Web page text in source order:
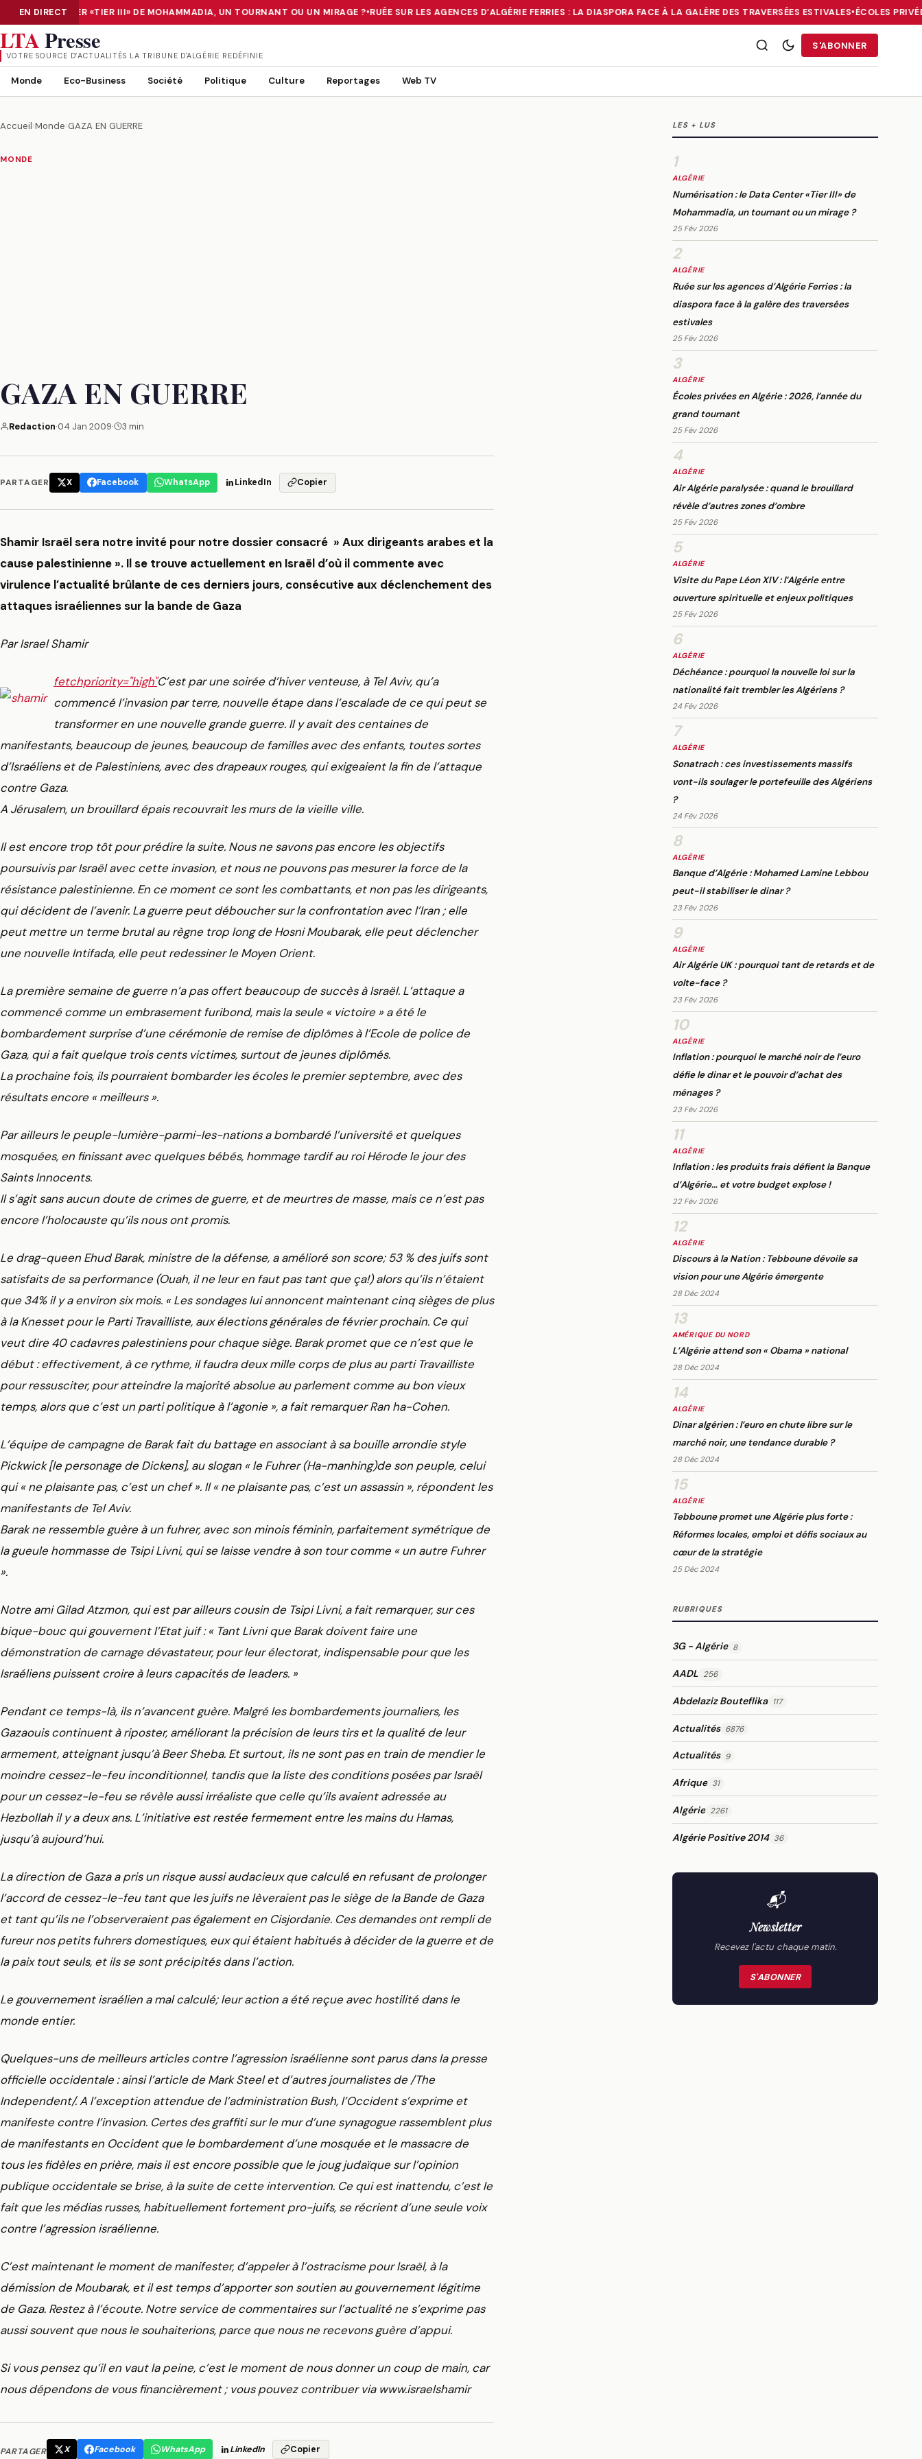
EN DIRECT
LE DATA CENTER «TIER III» DE MOHAMMADIA, UN TOURNANT OU UN MIRAGE ? •RUÉE SUR LES AGENCES D’ALGÉRIE FERRIES : LA DIASPORA FACE À LA GALÈRE DES TRAVERSÉES ESTIVALES•ÉCOLES
NUMÉRISATION : LE DATA CENTER «TIER III» DE MOHAMMADIA, UN TOURNANT OU UN MIRAGE ? •RUÉE SUR LES AGENCES D’ALGÉRIE FERRIES : LA DIASPORA FACE À LA GALÈRE DES TRAVERSÉES
LTAPresse
VOTRE SOURCE D’ACTUALITÉS LA TRIBUNE D'ALGÉRIE REDÉFINIE
S'ABONNER
Monde Eco-Business Société Politique Culture Reportages Web TV
Accueil›Monde›GAZA EN GUERRE
MONDE
GAZA EN GUERRE
Redaction·04 Jan 2009· 3 min
PARTAGER X Facebook WhatsApp LinkedIn Copier
Shamir Israël sera notre invité pour notre dossier consacré » Aux dirigeants arabes et la
cause palestinienne ». Il se trouve actuellement en Israël d’où il commente avec
virulence l’actualité brûlante de ces derniers jours, consécutive aux déclenchement des
attaques israéliennes sur la bande de Gaza
Par Israel Shamir
fetchpriority="high"C’est par une soirée d’hiver venteuse, à Tel Aviv, qu’a
commencé l’invasion par terre, nouvelle étape dans l’escalade de ce qui peut se
transformer en une nouvelle grande guerre. Il y avait des centaines de
manifestants, beaucoup de jeunes, beaucoup de familles avec des enfants, toutes sortes
d’Israéliens et de Palestiniens, avec des drapeaux rouges, qui exigeaient la fin de l’attaque
contre Gaza.
A Jérusalem, un brouillard épais recouvrait les murs de la vieille ville.
Il est encore trop tôt pour prédire la suite. Nous ne savons pas encore les objectifs
poursuivis par Israël avec cette invasion, et nous ne pouvons pas mesurer la force de la
résistance palestinienne. En ce moment ce sont les combattants, et non pas les dirigeants,
qui décident de l’avenir. La guerre peut déboucher sur la confrontation avec l’Iran ; elle
peut mettre un terme brutal au règne trop long de Hosni Moubarak, elle peut déclencher
une nouvelle Intifada, elle peut redessiner le Moyen Orient.
La première semaine de guerre n’a pas offert beaucoup de succès à Israël. L’attaque a
commencé comme un embrasement furibond, mais la seule « victoire » a été le
bombardement surprise d’une cérémonie de remise de diplômes à l’Ecole de police de
Gaza, qui a fait quelque trois cents victimes, surtout de jeunes diplômés.
La prochaine fois, ils pourraient bombarder les écoles le premier septembre, avec des
résultats encore « meilleurs ».
Par ailleurs le peuple-lumière-parmi-les-nations a bombardé l’université et quelques
mosquées, en finissant avec quelques bébés, hommage tardif au roi Hérode le jour des
Saints Innocents.
Il s’agit sans aucun doute de crimes de guerre, et de meurtres de masse, mais ce n’est pas
encore l’holocauste qu’ils nous ont promis.
Le drag-queen Ehud Barak, ministre de la défense, a amélioré son score; 53 % des juifs sont
satisfaits de sa performance (Ouah, il ne leur en faut pas tant que ça!) alors qu’ils n’étaient
que 34% il y a environ six mois. « Les sondages lui annoncent maintenant cinq sièges de plus
à la Knesset pour le Parti Travailliste, aux élections générales de février prochain. Ce qui
veut dire 40 cadavres palestiniens pour chaque siège. Barak promet que ce n’est que le
début : effectivement, à ce rythme, il faudra deux mille corps de plus au parti Travailliste
pour ressusciter, pour atteindre la majorité absolue au parlement comme au bon vieux
temps, alors que c’est un parti politique à l’agonie », a fait remarquer Ran ha-Cohen.
L’équipe de campagne de Barak fait du battage en associant à sa bouille arrondie style
Pickwick [le personage de Dickens], au slogan « le Fuhrer (Ha-manhing)de son peuple, celui
qui « ne plaisante pas, c’est un chef ». Il « ne plaisante pas, c’est un assassin », répondent les
manifestants de Tel Aviv.
Barak ne ressemble guère à un fuhrer, avec son minois féminin, parfaitement symétrique de
la gueule hommasse de Tsipi Livni, qui se laisse vendre à son tour comme « un autre Fuhrer
».
Notre ami Gilad Atzmon, qui est par ailleurs cousin de Tsipi Livni, a fait remarquer, sur ces
bique-bouc qui gouvernent l’Etat juif : « Tant Livni que Barak doivent faire une
démonstration de carnage dévastateur, pour leur électorat, indispensable pour que les
Israéliens puissent croire à leurs capacités de leaders. »
Pendant ce temps-là, ils n’avancent guère. Malgré les bombardements journaliers, les
Gazaouis continuent à riposter, améliorant la précision de leurs tirs et la qualité de leur
armement, atteignant jusqu’à Beer Sheba. Et surtout, ils ne sont pas en train de mendier le
moindre cessez-le-feu inconditionnel, tandis que la liste des conditions posées par Israël
pour un cessez-le-feu se révèle aussi irréaliste que celle qu’ils avaient adressée au
Hezbollah il y a deux ans. L’initiative est restée fermement entre les mains du Hamas,
jusqu’à aujourd’hui.
La direction de Gaza a pris un risque aussi audacieux que calculé en refusant de prolonger
l’accord de cessez-le-feu tant que les juifs ne lèveraient pas le siège de la Bande de Gaza
et tant qu’ils ne l’observeraient pas également en Cisjordanie. Ces demandes ont rempli de
fureur nos petits fuhrers domestiques, eux qui étaient habitués à décider de la guerre et de
la paix tout seuls, et ils se sont précipités dans l’action.
Le gouvernement israélien a mal calculé; leur action a été reçue avec hostilité dans le
monde entier.
Quelques-uns de meilleurs articles contre l’agression israélienne sont parus dans la presse
officielle occidentale : ainsi l’article de Mark Steel et d’autres journalistes de /The
Independent/. A l’exception attendue de l’administration Bush, l’Occident s’exprime et
manifeste contre l’invasion. Certes des graffiti sur le mur d’une synagogue rassemblent plus
de manifestants en Occident que le bombardement d’une mosquée et le massacre de
tous les fidèles en prière, mais il est encore possible que le joug judaïque sur l’opinion
publique occidentale se brise, à la suite de cette intervention. Ce qui est inattendu, c’est le
fait que les médias russes, habituellement fortement pro-juifs, se récrient d’une seule voix
contre l’agression israélienne.
C’est maintenant le moment de manifester, d’appeler à l’ostracisme pour Israël, à la
démission de Moubarak, et il est temps d’apporter son soutien au gouvernement légitime
de Gaza. Restez à l’écoute. Notre service de commentaires sur l’actualité ne s’exprime pas
aussi souvent que nous le souhaiterions, parce que nous ne recevons guère d’appui.
Si vous pensez qu’il en vaut la peine, c’est le moment de nous donner un coup de main, car
nous dépendons de vous financièrement ; vous pouvez contribuer via www.israelshamir
PARTAGER X Facebook WhatsApp LinkedIn Copier
LES + LUS
1
ALGÉRIE
Numérisation : le Data Center «Tier III» de
Mohammadia, un tournant ou un mirage ?
25 Fév 2026
2
ALGÉRIE
Ruée sur les agences d’Algérie Ferries : la
diaspora face à la galère des traversées
estivales
25 Fév 2026
3
ALGÉRIE
Écoles privées en Algérie : 2026, l’année du
grand tournant
25 Fév 2026
4
ALGÉRIE
Air Algérie paralysée : quand le brouillard
révèle d’autres zones d’ombre
25 Fév 2026
5
ALGÉRIE
Visite du Pape Léon XIV : l’Algérie entre
ouverture spirituelle et enjeux politiques
25 Fév 2026
6
ALGÉRIE
Déchéance : pourquoi la nouvelle loi sur la
nationalité fait trembler les Algériens ?
24 Fév 2026
7
ALGÉRIE
Sonatrach : ces investissements massifs
vont-ils soulager le portefeuille des Algériens
?
24 Fév 2026
8
ALGÉRIE
Banque d’Algérie : Mohamed Lamine Lebbou
peut-il stabiliser le dinar ?
23 Fév 2026
9
ALGÉRIE
Air Algérie UK : pourquoi tant de retards et de
volte-face ?
23 Fév 2026
10
ALGÉRIE
Inflation : pourquoi le marché noir de l’euro
défie le dinar et le pouvoir d’achat des
ménages ?
23 Fév 2026
11
ALGÉRIE
Inflation : les produits frais défient la Banque
d’Algérie… et votre budget explose !
22 Fév 2026
12
ALGÉRIE
Discours à la Nation : Tebboune dévoile sa
vision pour une Algérie émergente
28 Déc 2024
13
AMÉRIQUE DU NORD
L’Algérie attend son « Obama » national
28 Déc 2024
14
ALGÉRIE
Dinar algérien : l’euro en chute libre sur le
marché noir, une tendance durable ?
28 Déc 2024
15
ALGÉRIE
Tebboune promet une Algérie plus forte :
Réformes locales, emploi et défis sociaux au
cœur de la stratégie
25 Déc 2024
RUBRIQUES
3G - Algérie 8
AADL 256
Abdelaziz Bouteflika 117
Actualités 6876
Actualités 9
Afrique 31
Algérie 2261
Algérie Positive 2014 36
📬
Newsletter
Recevez l'actu chaque matin.
S'ABONNER